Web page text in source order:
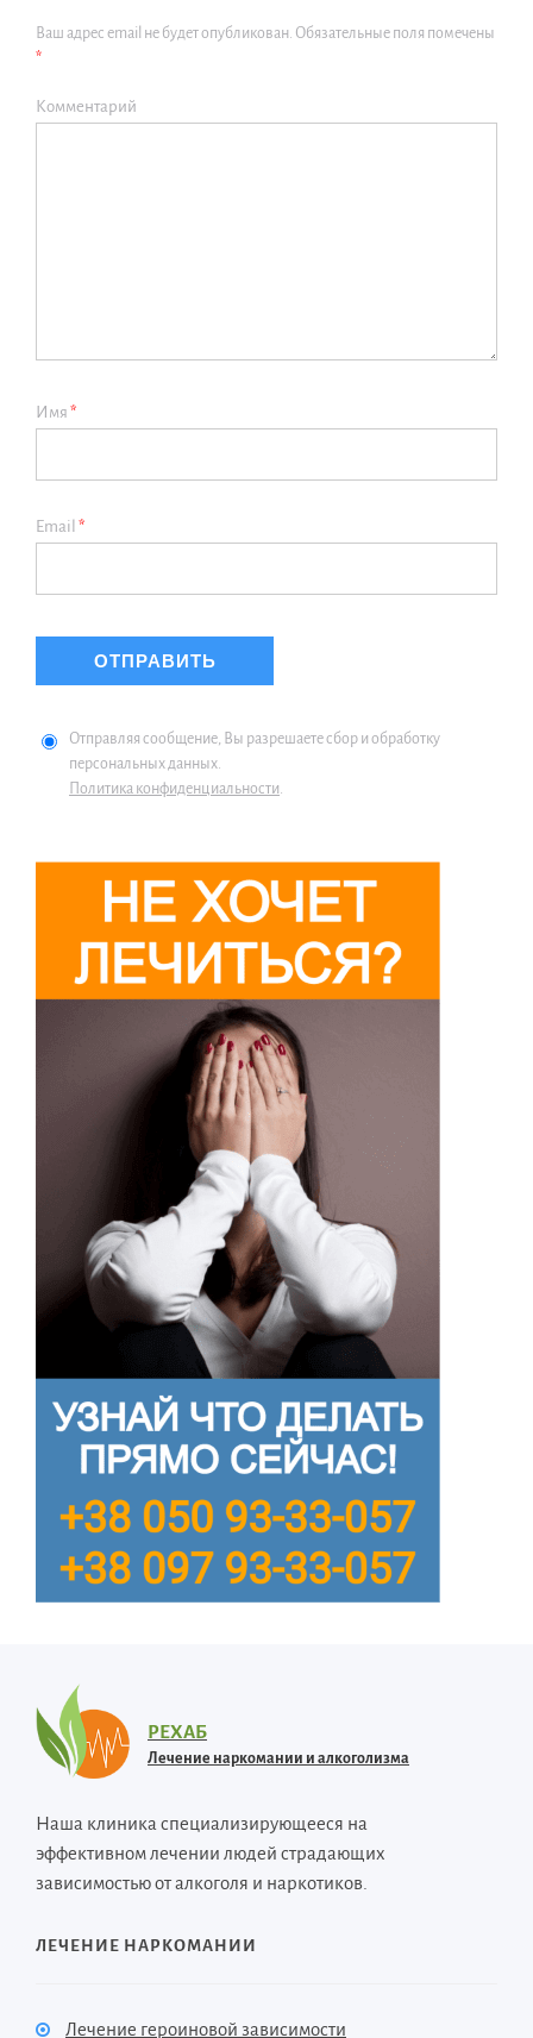
Ваш адрес email не будет опубликован. Обязательные поля помечены
*
Комментарий
Имя *
Email *
Отправляя сообщение, Вы разрешаете сбор и обработку
персональных данных.
Политика конфиденциальности
РЕХАБ
Лечение наркомании и алкоголизма
Наша клиника специализирующееся на
эффективном лечении людей страдающих
зависимостью от алкоголя и наркотиков.
ЛЕЧЕНИЕ НАРКОМАНИИ
Лечение героиновой зависимости